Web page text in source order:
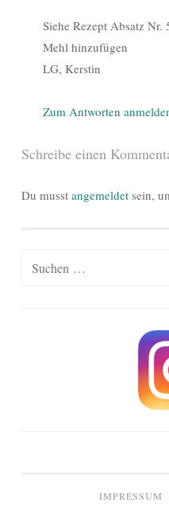
Siehe Rezept Absatz Nr.
Mehl hinzufügen
LG, Kerstin
Zum Antworten
Schreibe einen
Du musst angemeldet sein,
Suchen
IMPRESSUM